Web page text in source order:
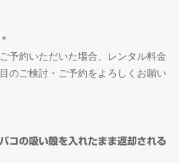
＊
予約いただいた場合、レンタル料金
のご検討・ご予約をよろしくお願い
コの吸い殻を入れたまま返却される